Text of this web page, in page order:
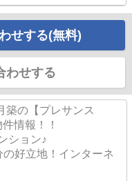
せする(無料)
わせする
築の【プレサンス
情報！！
ション♪
好立地！インターネ